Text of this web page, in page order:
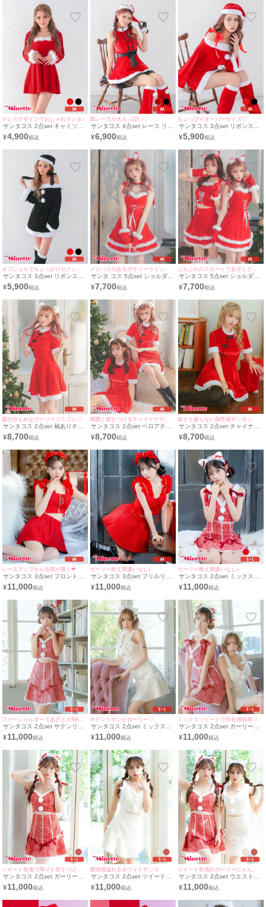
ドレスデザインでおしゃれサンタ♪
サンタコス 2点set キャミソー
ル ふわふわ フレア サンタドレ
ス [ワンピース+ボレロ]（Mサ
¥4,900
黒レースが大人っぽい♡
サンタコス 4点set レース リボ
ン ノースリーブ スカート Aラ
イン プチプラ サンタ コスプレ
ウォーマー](Mサイズ)
¥6,900
ちょっぴりオーバーサイズ♡
サンタコス 3点set リボンスト
ラップ オフショル プチプラ サ
ンタ コスプレ [ワンピース+帽
¥5,900
オフショルでちょっぴりセクシー♡
サンタコス 3点set リボンスト
ラップオフショルプチプラ サ
ンタ コスプレ [ワンピース+帽
¥5,900
メリハリのあるボディーラインをメイク☆
サンタ コス 5点set ショルダー
リボンフロントレースアップセ
ットアップ二段フレアスカート
タ コスプレ [チョーカー＋トッ
プス＋スカート＋カチューシャ
＋グローブ]
¥7,700
ふわふわのスカートであざとさMAX♪
サンタコス 5点set ショルダー
リボンレースアップセットアッ
プ二段フレアスカートドレスガ
プレ [チョーカー＋トップス＋
スカート＋カチューシャ＋グロ
ーブ]
¥7,700
露出控えめなガーリーコスプレ♡
サンタコス 2点set 袖ありチャ
イナデザインベロアフレアスカ
ートガーリーサンタ コスプレ
¥8,700
周囲と差をつけるチャイナデザイン♪
サンタコス 2点set ベロアチャ
イナデザイン袖ありフレアスカ
ートガーリーサンタ コスプレ
¥8,700
誰とも被らない個性派サンタ☆
サンタコス 2点set チャイナデ
ザインベロアフレアスカートガ
ーリーサンタ コスプレ [ワンピ
¥8,700
レースアップから谷間が覗く❤︎
サンタコス 3点set フロントレ
ースアップフリルリボンビジュ
ーツイードラメフレアスカート
スプレ [トップス+スカート+カ
¥11,000
ガーリー映え間違いなし♪
サンタコス 3点set フリルリボ
ンビジューフロントレースアッ
プツイードラメフレアスカート
スプレ [トップス+スカート+カ
チューシャ]
¥11,000
ガーリー映え間違いなし♪
サンタコス 2点set ミックスツ
イードウエストカットサテンリ
ボンフレアスカートガーリー猫
ス [ワンピース＋ヘッドドレス]
(S～L)
¥11,000
ファーショルダーであざとさMAX！！
サンタコス 2点set サテンリボ
ンミックスツイードウエストカ
ットフレアスカートガーリー猫
ス [ワンピース＋ヘッドドレス]
¥11,000
サテンリボンがガーリー♡
サンタコス 2点set ミックスツ
イードガーリーリボンレースウ
エストカットフレアスカート猫
ス [ワンピース＋ヘッドドレス]
(S～L)
¥11,000
ミックスツイードで存在感抜群☆
サンタコス 2点set ガーリーリ
ボンツイードミックスレースウ
エストカットフレアスカートペ
ドレス [ワンピース＋ヘッドド
レス](S～L)
¥11,000
ツイード生地で周りと差をつけれちゃう！
サンタコス 2点set ガーリーフ
レアスカートリボンツイードレ
ースウエストカット猫アニマル
ヘッドドレス](S～L)
¥11,000
透明感溢れるホワイトサンタ
サンタコス 2点set ツイードリ
ボンデザインウエストカットガ
ーリーフレアスカート猫アニマ
¥11,000
ツイード生地のガーリーにゃんこサンタ♡
サンタコス 2点set ウエストカ
ットツイードリボンフレアスカ
ートガーリーペア猫アニマル
ヘッドドレス](S～L)
¥11,000